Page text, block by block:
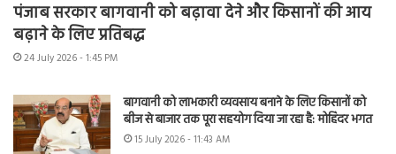
पंजाब सरकार बागवानी को बढ़ावा देने और किसानों की आय
बढ़ाने के लिए प्रतिबद्ध
24 July 2026 - 1:45 PM
बागवानी को लाभकारी व्यवसाय बनाने के लिए किसानों को
बीज से बाजार तक पूरा सहयोग दिया जा रहा है: मोहिंदर भगत
15 July 2026 - 11:43 AM